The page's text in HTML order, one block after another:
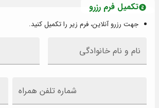
تکمیل فرم رزرو
جهت رزرو آنلاین، فرم زیر را تکمیل کنید.
نام و نام خانوادگی
شماره تلفن همراه